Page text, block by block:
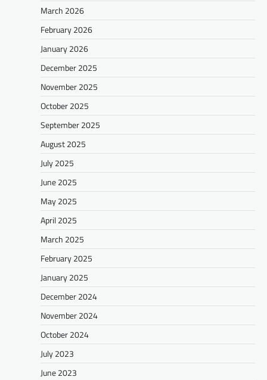
March 2026
February 2026
January 2026
December 2025
November 2025
October 2025
September 2025
August 2025
July 2025
June 2025
May 2025
April 2025
March 2025
February 2025
January 2025
December 2024
November 2024
October 2024
July 2023
June 2023